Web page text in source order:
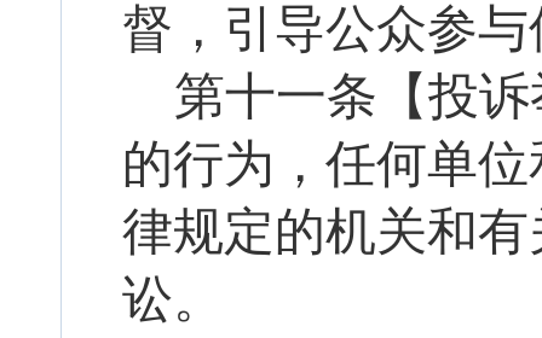
督，引导公众参
第十一条【投
的行为，任何单
律规定的机关和
讼。